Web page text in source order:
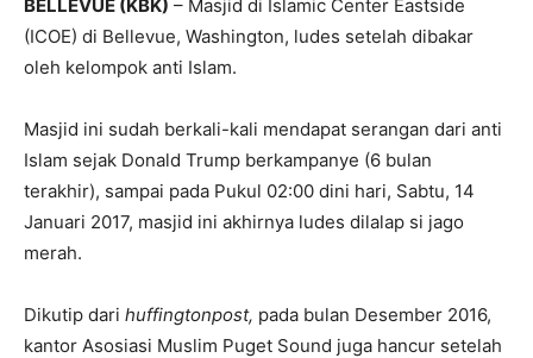
BELLEVUE (KBK) – Masjid di Islamic Center Eastside
(ICOE) di Bellevue, Washington, ludes setelah dibakar
oleh kelompok anti Islam.
Masjid ini sudah berkali-kali mendapat serangan dari anti
Islam sejak Donald Trump berkampanye (6 bulan
terakhir), sampai pada Pukul 02:00 dini hari, Sabtu, 14
Januari 2017, masjid ini akhirnya ludes dilalap si jago
merah.
Dikutip dari huffingtonpost, pada bulan Desember 2016,
kantor Asosiasi Muslim Puget Sound juga hancur setelah